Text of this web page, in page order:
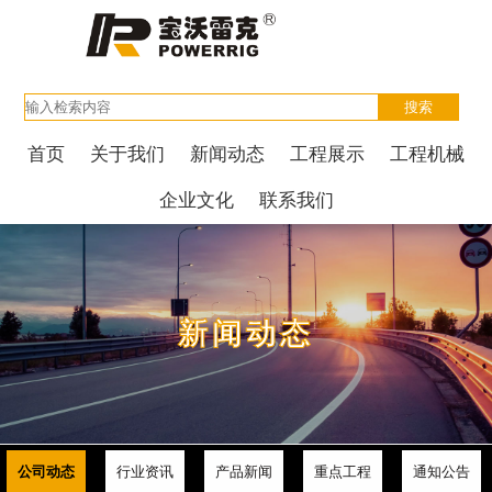
首页 关于我们 新闻动态 工程展示 工程机械
企业文化 联系我们
新闻动态
公司动态 行业资讯 产品新闻 重点工程 通知公告